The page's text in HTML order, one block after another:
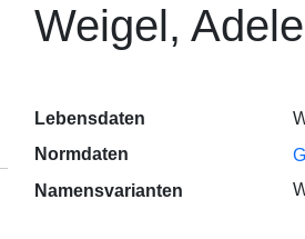
Weigel, Adele
Lebensdaten
Normdaten
Namensvarianten